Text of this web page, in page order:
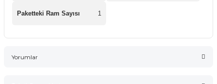
Paketteki Ram Sayısı 1
Yorumlar